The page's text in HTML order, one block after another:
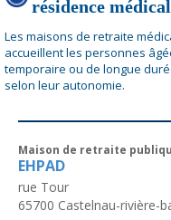
résidence
Les maisons de retraite
accueillent les personnes
temporaire ou de longue
selon leur autonomie.
Maison de retraite
EHPAD
rue Tour
65700 Castelnau-rivière-